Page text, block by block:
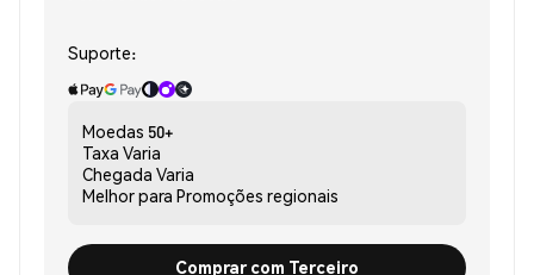
Suporte:
Moedas 50+
Taxa Varia
Chegada Varia
Melhor para Promoções regionais
Comprar com Terceiro